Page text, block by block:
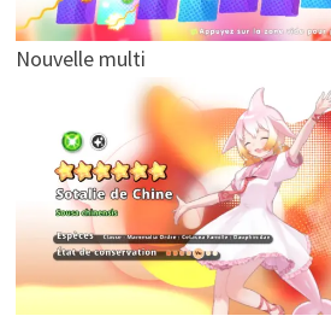
Nouvelle multi